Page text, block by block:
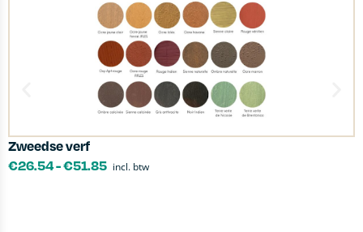
Zweedse verf
€26.54-€51.85 incl. btw